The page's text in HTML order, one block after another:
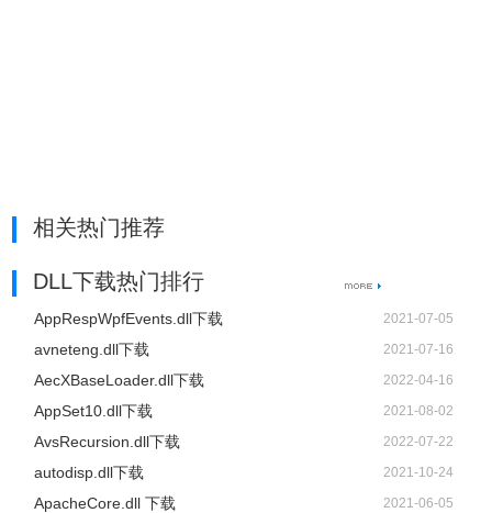
相关热门推荐
DLL下载热门排行
AppRespWpfEvents.dll下载 2021-07-05
avneteng.dll下载 2021-07-16
AecXBaseLoader.dll下载 2022-04-16
AppSet10.dll下载 2021-08-02
AvsRecursion.dll下载 2022-07-22
autodisp.dll下载 2021-10-24
ApacheCore.dll 下载 2021-06-05